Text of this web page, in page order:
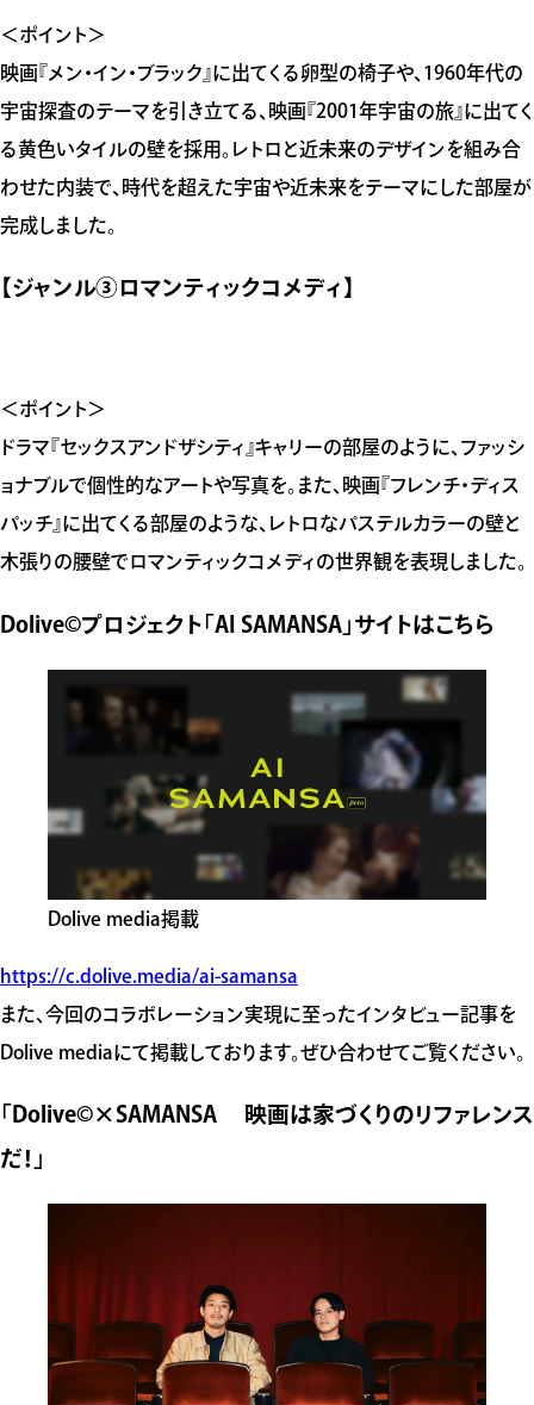
＜ポイント＞
映画『メン・イン・ブラック』に出てくる卵型の椅子や、1960年代の
宇宙探査のテーマを引き立てる、映画『2001年宇宙の旅』に出てく
る黄色いタイルの壁を採用。レトロと近未来のデザインを組み合
わせた内装で、時代を超えた宇宙や近未来をテーマにした部屋が
完成しました。
【ジャンル③ロマンティックコメディ】
＜ポイント＞
ドラマ『セックスアンドザシティ』キャリーの部屋のように、ファッシ
ョナブルで個性的なアートや写真を。また、映画『フレンチ・ディス
パッチ』に出てくる部屋のような、レトロなパステルカラーの壁と
木張りの腰壁でロマンティックコメディの世界観を表現しました。
Dolive©️プロジェクト「AI SAMANSA」サイトはこちら
Dolive media掲載
https://c.dolive.media/ai-samansa
また、今回のコラボレーション実現に至ったインタビュー記事を
Dolive mediaにて掲載しております。ぜひ合わせてご覧ください。
「Dolive©️×SAMANSA 映画は家づくりのリファレンス
だ！」